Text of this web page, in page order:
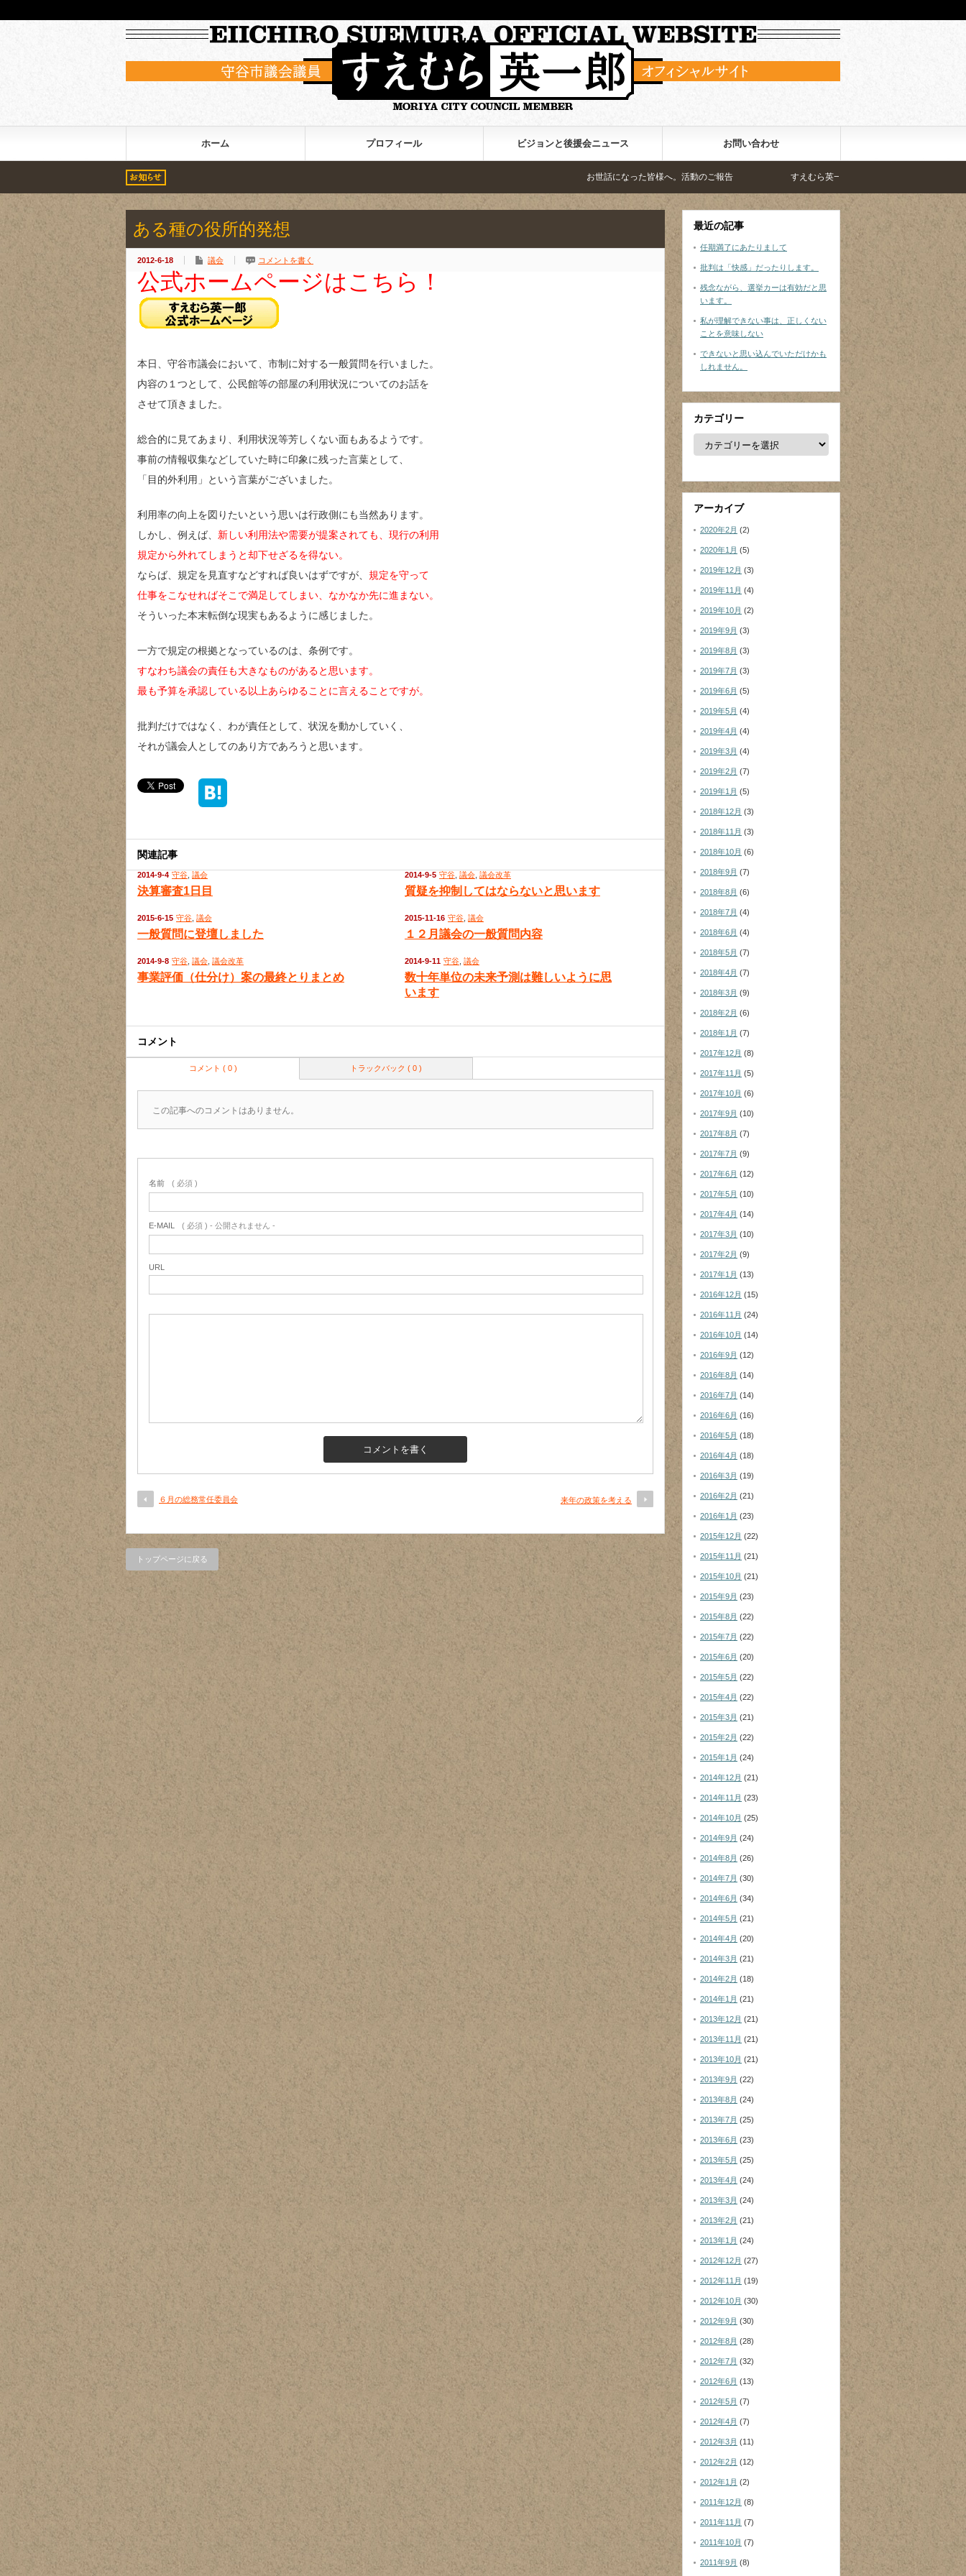
すえむら英一郎の公式ホームページ
ホーム プロフィール ビジョンと後援会ニュース お問い合わせ
お世話になった皆様へ。活動のご報告 すえむら英一郎のビジョン。この手で変える
ある種の役所的発想
2012-6-18 議会 コメントを書く
公式ホームページはこちら！
本日、守谷市議会において、市制に対する一般質問を行いました。
内容の１つとして、公民館等の部屋の利用状況についてのお話を
させて頂きました。
総合的に見てあまり、利用状況等芳しくない面もあるようです。
事前の情報収集などしていた時に印象に残った言葉として、
「目的外利用」という言葉がございました。
利用率の向上を図りたいという思いは行政側にも当然あります。
しかし、例えば、 新しい利用法や需要が提案されても、現行の利用
規定から外れてしまうと却下せざるを得ない。
ならば、規定を見直すなどすれば良いはずですが、 規定を守って
仕事をこなせればそこで満足してしまい、なかなか先に進まない。
そういった本末転倒な現実もあるように感じました。
一方で規定の根拠となっているのは、条例です。
すなわち議会の責任も大きなものがあると思います。
最も予算を承認している以上あらゆることに言えることですが。
批判だけではなく、わが責任として、状況を動かしていく、
それが議会人としてのあり方であろうと思います。
関連記事
2014-9-4 守谷 議会
決算審査1日目
2014-9-5 守谷 議会 議会改革
質疑を抑制してはならないと思います
2015-6-15 守谷 議会
一般質問に登壇しました
2015-11-16 守谷 議会
１２月議会の一般質問内容
2014-9-8 守谷 議会 議会改革
事業評価（仕分け）案の最終とりまとめ
2014-9-11 守谷 議会
数十年単位の未来予測は難しいように思
います
コメント
トラックバック ( 0 )
コメント ( 0 )
この記事へのコメントはありません。
名前 ( 必須 )
E-MAIL ( 必須 ) - 公開されません -
URL
６月の総務常任委員会 来年の政策を考える
トップページに戻る
最近の記事
任期満了にあたりまして
批判は「快感」だったりします。
残念ながら、選挙カーは有効だと思
います。
私が理解できない事は、正しくない
ことを意味しない
できないと思い込んでいただけかも
しれません。
カテゴリー
カ
ー
アーカイブ
2020年2月 (2)
2020年1月 (5)
2019年12月 (3)
2019年11月 (4)
2019年10月 (2)
2019年9月 (3)
2019年8月 (3)
2019年7月 (3)
2019年6月 (5)
2019年5月 (4)
2019年4月 (4)
2019年3月 (4)
2019年2月 (7)
2019年1月 (5)
2018年12月 (3)
2018年11月 (3)
2018年10月 (6)
2018年9月 (7)
2018年8月 (6)
2018年7月 (4)
2018年6月 (4)
2018年5月 (7)
2018年4月 (7)
2018年3月 (9)
2018年2月 (6)
2018年1月 (7)
2017年12月 (8)
2017年11月 (5)
2017年10月 (6)
2017年9月 (10)
2017年8月 (7)
2017年7月 (9)
2017年6月 (12)
2017年5月 (10)
2017年4月 (14)
2017年3月 (10)
2017年2月 (9)
2017年1月 (13)
2016年12月 (15)
2016年11月 (24)
2016年10月 (14)
2016年9月 (12)
2016年8月 (14)
2016年7月 (14)
2016年6月 (16)
2016年5月 (18)
2016年4月 (18)
2016年3月 (19)
2016年2月 (21)
2016年1月 (23)
2015年12月 (22)
2015年11月 (21)
2015年10月 (21)
2015年9月 (23)
2015年8月 (22)
2015年7月 (22)
2015年6月 (20)
2015年5月 (22)
2015年4月 (22)
2015年3月 (21)
2015年2月 (22)
2015年1月 (24)
2014年12月 (21)
2014年11月 (23)
2014年10月 (25)
2014年9月 (24)
2014年8月 (26)
2014年7月 (30)
2014年6月 (34)
2014年5月 (21)
2014年4月 (20)
2014年3月 (21)
2014年2月 (18)
2014年1月 (21)
2013年12月 (21)
2013年11月 (21)
2013年10月 (21)
2013年9月 (22)
2013年8月 (24)
2013年7月 (25)
2013年6月 (23)
2013年5月 (25)
2013年4月 (24)
2013年3月 (24)
2013年2月 (21)
2013年1月 (24)
2012年12月 (27)
2012年11月 (19)
2012年10月 (30)
2012年9月 (30)
2012年8月 (28)
2012年7月 (32)
2012年6月 (13)
2012年5月 (7)
2012年4月 (7)
2012年3月 (11)
2012年2月 (12)
2012年1月 (2)
2011年12月 (8)
2011年11月 (7)
2011年10月 (7)
2011年9月 (8)